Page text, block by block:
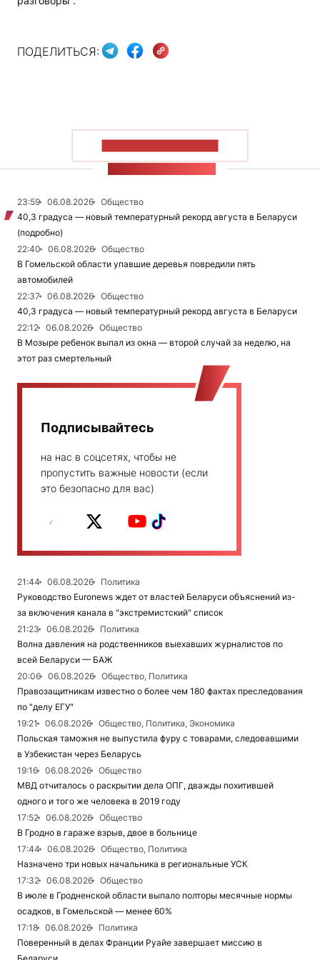
ПОДЕЛИТЬСЯ:
23:59 06.08.2026
Общество
40,3 градуса — новый температурный рекорд августа в Беларуси
(подробно)
22:40
06.08.2026
Общество
В Гомельской области упавшие деревья повредили пять
автомобилей
22:37
06.08.2026
Общество
40,3 градуса — новый температурный рекорд августа в Беларуси
22:12
06.08.2026
Общество
В Мозыре ребенок выпал из окна — второй случай за неделю, на
этот раз смертельный
Подписывайтесь
на нас в соцсетях, чтобы не
пропустить важные новости (если
это безопасно для вас)
21:44 06.08.2026
Политика
Руководство Euronews ждет от властей Беларуси объяснений из-
за включения канала в "экстремистский" список
21:23
06.08.2026
Политика
Волна давления на родственников выехавших журналистов по
всей Беларуси — БАЖ
20:06
06.08.2026
Общество, Политика
Правозащитникам известно о более чем 180 фактах преследования
по "делу ЕГУ"
19:21
06.08.2026
Общество, Политика, Экономика
Польская таможня не выпустила фуру с товарами, следовавшими
в Узбекистан через Беларусь
19:16
06.08.2026
Общество
МВД отчиталось о раскрытии дела ОПГ, дважды похитившей
одного и того же человека в 2019 году
17:52
06.08.2026
Общество
В Гродно в гараже взрыв, двое в больнице
17:44
06.08.2026
Общество, Политика
Назначено три новых начальника в региональные УСК
17:32
06.08.2026
Общество
В июле в Гродненской области выпало полторы месячные нормы
осадков, в Гомельской — менее 60%
17:18
06.08.2026
Политика
Поверенный в делах Франции Руайе завершает миссию в